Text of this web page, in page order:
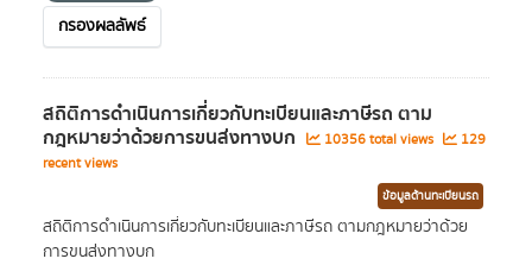
กรองผลลัพธ์
สถิติการดำเนินการเกี่ยวกับทะเบียนและภาษีรถ ตาม
กฎหมายว่าด้วยการขนส่งทางบก 10356 total views
129
recent views
ข้อมูลด้านทะเบียนรถ
สถิติการดำเนินการเกี่ยวกับทะเบียนและภาษีรถ ตามกฎหมายว่าด้วย
การขนส่งทางบก